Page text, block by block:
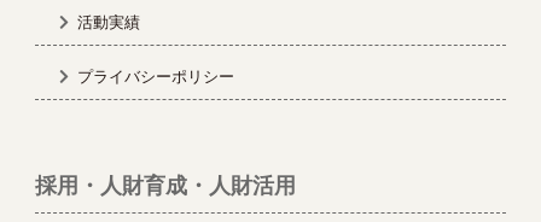
活動実績
プライバシーポリシー
採用・人財育成・人財活用